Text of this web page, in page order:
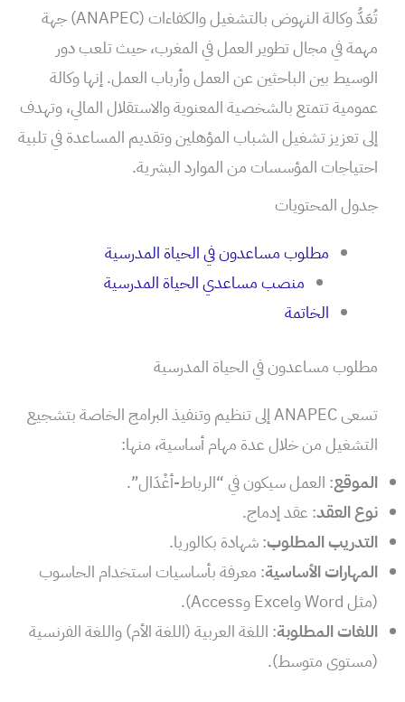
تُعَدُّ وكالة النهوض بالتشغيل والكفاءات (ANAPEC) جهة
مهمة في مجال تطوير العمل في المغرب، حيث تلعب دور
الوسيط بين الباحثين عن العمل وأرباب العمل. إنها وكالة
عمومية تتمتع بالشخصية المعنوية والاستقلال المالي، وتهدف
إلى تعزيز تشغيل الشباب المؤهلين وتقديم المساعدة في تلبية
احتياجات المؤسسات من الموارد البشرية.
جدول المحتويات
مطلوب مساعدون في الحياة المدرسية
منصب مساعدي الحياة المدرسية
الخاتمة
مطلوب مساعدون في الحياة المدرسية
تسعى ANAPEC إلى تنظيم وتنفيذ البرامج الخاصة بتشجيع
التشغيل من خلال عدة مهام أساسية، منها:
الموقع: العمل سيكون في “الرباط-أغْدَال”.
نوع العقد: عقد إدماج.
التدريب المطلوب: شهادة بكالوريا.
المهارات الأساسية: معرفة بأساسيات استخدام الحاسوب
(مثل Word وExcel وAccess).
اللغات المطلوبة: اللغة العربية (اللغة الأم) واللغة الفرنسية
(مستوى متوسط).